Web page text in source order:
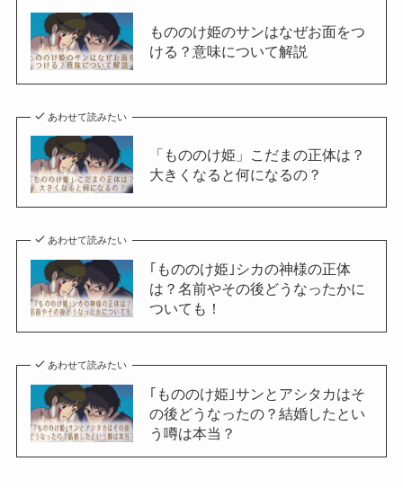
もののけ姫のサンはなぜお面をつ
ける？意味について解説
あわせて読みたい
「もののけ姫」こだまの正体は？
大きくなると何になるの？
あわせて読みたい
｢もののけ姫｣シカの神様の正体
は？名前やその後どうなったかに
ついても！
あわせて読みたい
｢もののけ姫｣サンとアシタカはそ
の後どうなったの？結婚したとい
う噂は本当？